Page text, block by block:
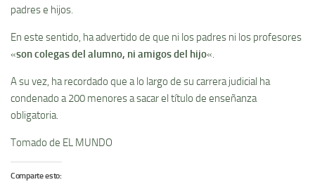
padres e hijos.
En este sentido, ha advertido de que ni los padres ni los profesores
«son colegas del alumno, ni amigos del hijo«.
A su vez, ha recordado que a lo largo de su carrera judicial ha
condenado a 200 menores a sacar el tí­tulo de enseñanza
obligatoria.
Tomado de EL MUNDO
Comparte esto: